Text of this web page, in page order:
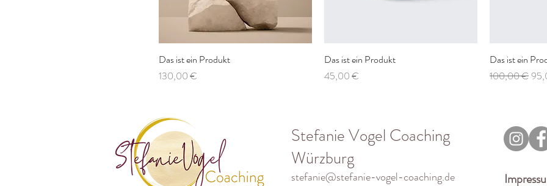
Das ist ein Produkt
Preis
130,00 €
Das ist ein Produkt
Preis
45,00 €
Das ist ein
Standardpreis
100,00 €
Stefanie Vogel Coaching
Würzburg
stefanie@stefanie-vogel-coaching.de